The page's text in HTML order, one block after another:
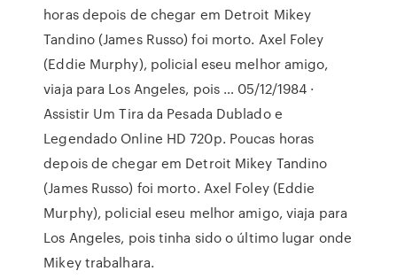
horas depois de chegar em Detroit Mikey
Tandino (James Russo) foi morto. Axel Foley
(Eddie Murphy), policial eseu melhor amigo,
viaja para Los Angeles, pois … 05/12/1984 ·
Assistir Um Tira da Pesada Dublado e
Legendado Online HD 720p. Poucas horas
depois de chegar em Detroit Mikey Tandino
(James Russo) foi morto. Axel Foley (Eddie
Murphy), policial eseu melhor amigo, viaja para
Los Angeles, pois tinha sido o último lugar onde
Mikey trabalhara.